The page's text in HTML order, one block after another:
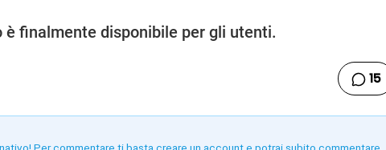
finalmente disponibile per gli utenti.
15